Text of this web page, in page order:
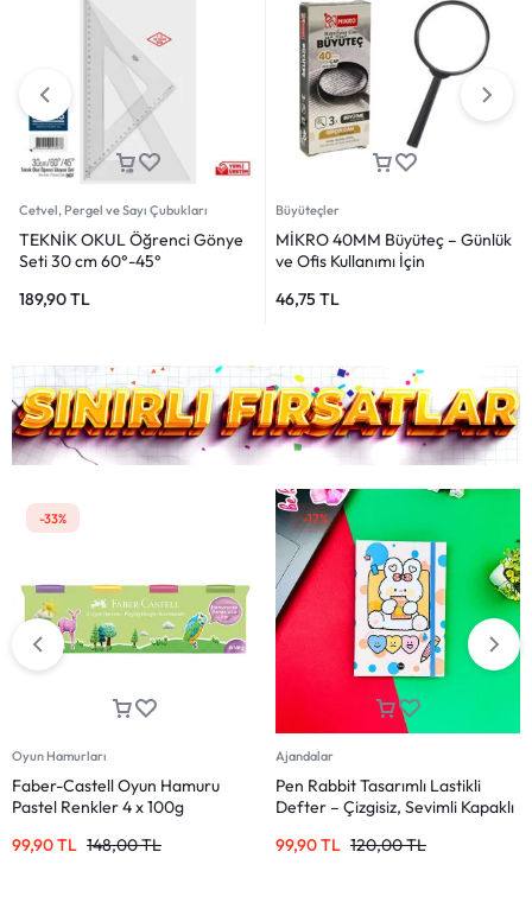
Cetvel, Pergel ve Sayı Çubukları
TEKNİK OKUL Öğrenci Gönye
Seti 30 cm 60°-45°
189,90TL
Büyüteçler
MİKRO 40MM Büyüteç – Günlük
ve Ofis Kullanımı İçin
46,75 TL
-33%
Oyun Hamurları
Faber-Castell Oyun Hamuru
Pastel Renkler 4 x 100g
148,00TL
99,90TL
-17%
Ajandalar
Pen Rabbit Tasarımlı Lastikli
Defter – Çizgisiz, Sevimli Kapaklı
120,00TL
99,90TL